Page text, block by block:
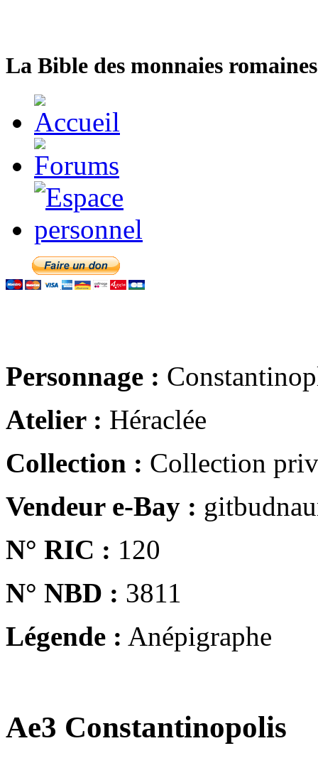
La Bible des monnaies
Personnage :
Atelier : Héraclée
Collection : Collection
Vendeur e-Bay :
N° RIC : 120
N° NBD : 3811
Légende : Anépigraphe
Ae3 Constantinopolis